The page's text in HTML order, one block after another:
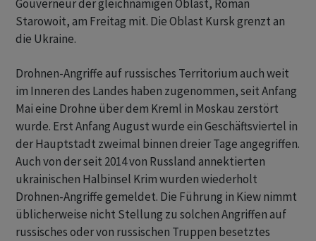
Gouverneur der gleichnamigen Oblast, Roman
Starowoit, am Freitag mit. Die Oblast Kursk grenzt an
die Ukraine.
Drohnen-Angriffe auf russisches Territorium auch weit
im Inneren des Landes haben zugenommen, seit Anfang
Mai eine Drohne über dem Kreml in Moskau zerstört
wurde. Erst Anfang August wurde ein Geschäftsviertel in
der Hauptstadt zweimal binnen dreier Tage angegriffen.
Auch von der seit 2014 von Russland annektierten
ukrainischen Halbinsel Krim wurden wiederholt
Drohnen-Angriffe gemeldet. Die Führung in Kiew nimmt
üblicherweise nicht Stellung zu solchen Angriffen auf
russisches oder von russischen Truppen besetztes